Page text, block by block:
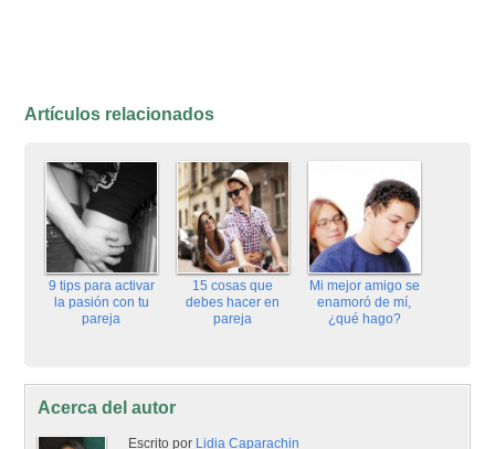
Artículos relacionados
9 tips para activar
la pasión con tu
pareja
15 cosas que
debes hacer en
pareja
Mi mejor amigo se
enamoró de mí,
¿qué hago?
Acerca del autor
Escrito por Lidia Caparachin